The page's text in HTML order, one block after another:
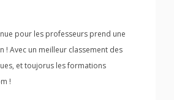
pour les professeurs prend une
! Avec un meilleur classement des
et toujorus les formations
!